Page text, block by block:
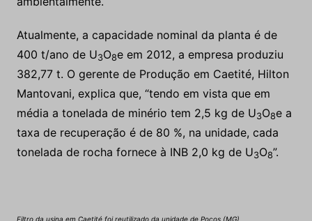
Atualmente, a capacidade nominal da planta é de
400 t/ano de U3O8e em 2012, a empresa produziu
382,77 t. O gerente de Produção em Caetité, Hilton
Mantovani, explica que, “tendo em vista que em
média a tonelada de minério tem 2,5 kg de U3O8e a
taxa de recuperação é de 80 %, na unidade, cada
tonelada de rocha fornece à INB 2,0 kg de U3O8”.
Filtro da usina em Caetité foi reutilizado da unidade de Poços (MG)